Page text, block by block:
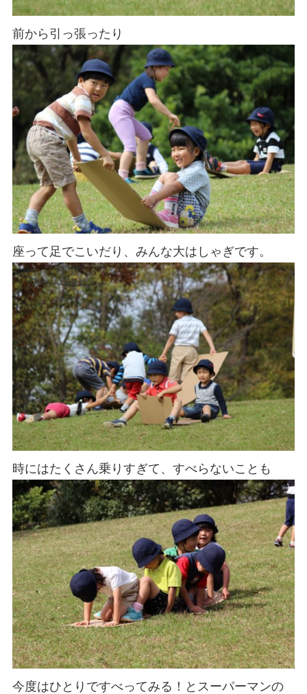
前から引っ張ったり
座って足でこいだり、みんな大はしゃぎです。
時にはたくさん乗りすぎて、すべらないことも
今度はひとりですべってみる！とスーパーマンの